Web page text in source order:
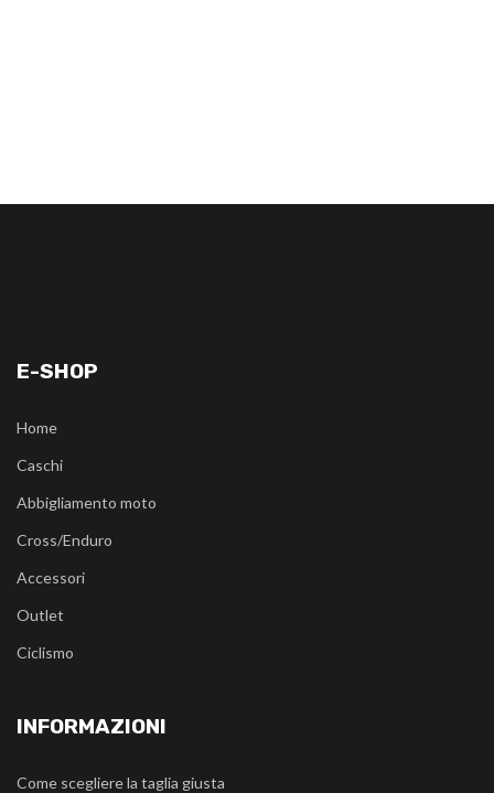
E-SHOP
Home
Caschi
Abbigliamento moto
Cross/Enduro
Accessori
Outlet
Ciclismo
INFORMAZIONI
Come scegliere la taglia giusta